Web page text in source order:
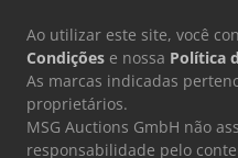
Ao utilizar este site, você
Condições e nossa Política
As marcas indicadas
proprietários.
MSG Auctions GmbH não
responsabilidade pelo